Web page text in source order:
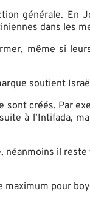
générale. En
dans les
même si
soutient
créés. Par
à l’Intifada,
il
pour